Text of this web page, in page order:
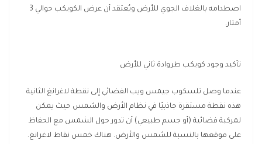
اصطدامه بالغلاف الجوي للأرض ويُعتقد أن عرض الكويكب حوالي 3
أمتار.
تأكيد وجود كويكب طروادة ثاني للأرض
عندما وصل تلسكوب جيمس ويب الفضائي إلى نقطة لاغرانغ الثانية
هذه نقطة مستقرة جاذبيًا في نظام الأرض والشمس حيث يمكن
لمركبة فضائية (أو جسم طبيعي) أن تدور حول الشمس مع الحفاظ
على موقعها بالنسبة للشمس والأرض. هناك خمس نقاط لاغرانغ.